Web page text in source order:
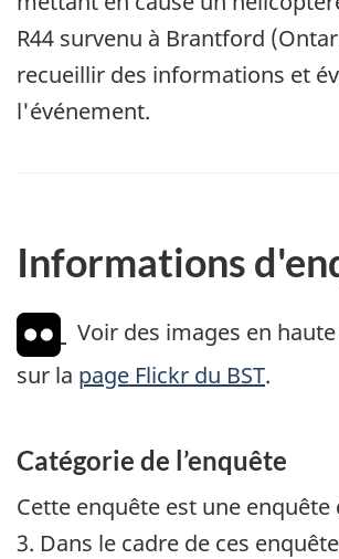
R44 survenu à Brantford
recueillir des informations et
l'événement.
Informations
Voir des images en
sur la page Flickr du BST.
Catégorie de l’enquête
Cette enquête est une enquête
3. Dans le cadre de ces